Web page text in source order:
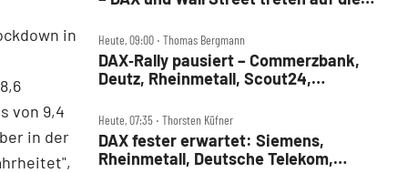
in
von 9,4
in der
Heute, 09:00 ‧ Thomas Bergmann
DAX‑Rally pausiert – Commerzbank,
Deutz, Rheinmetall, Scout24,
Check
Heute, 07:35 ‧ Thorsten Küfner
DAX fester erwartet: Siemens,
Rheinmetall, Deutsche Telekom,